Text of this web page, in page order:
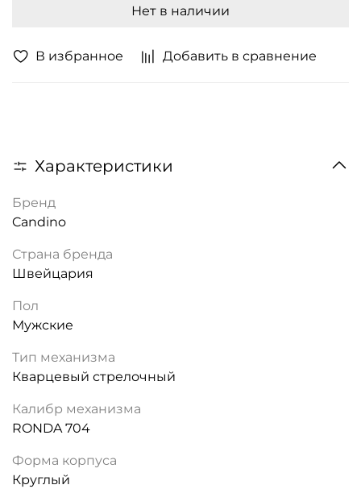
В избранное Добавить в сравнение
Нет в наличии
Характеристики
Бренд
Candino
Страна бренда
Швейцария
Пол
Мужские
Тип механизма
Кварцевый стрелочный
Калибр механизма
RONDA 704
Форма корпуса
Круглый